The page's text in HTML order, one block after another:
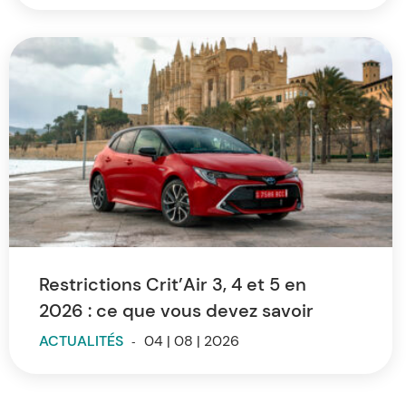
Restrictions Crit’Air 3, 4 et 5 en
2026 : ce que vous devez savoir
ACTUALITÉS - 04 | 08 | 2026